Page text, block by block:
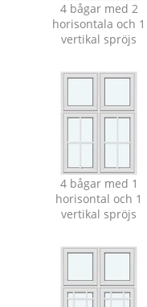
4 bågar med 2
horisontala och 1
vertikal spröjs
4 bågar med 1
horisontal och 1
vertikal spröjs